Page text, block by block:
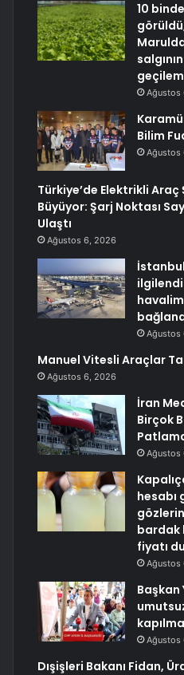
10
Ağustos
Bilim
Ağustos
Türkiye’de Elektrikli Araç
Büyüyor: Şarj Noktası
Ulaştı
Ağustos 6, 2026
Ağustos
Manuel Vitesli Araçlar
Ağustos 6, 2026
İran
Birçok
Ağustos
hesabı
bardak
fiyatı
Ağustos
Başkan
Ağustos
Dışişleri Bakanı Fidan,